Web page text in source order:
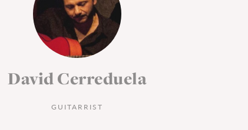
David Cerreduela
GUITARRIST